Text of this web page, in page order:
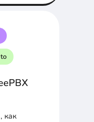
SIP-
как